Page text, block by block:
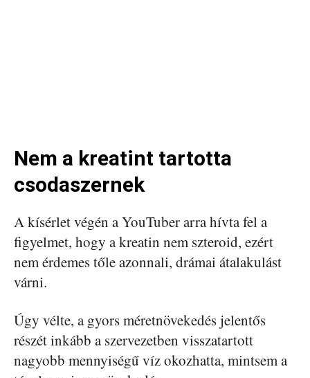
Nem a kreatint tartotta
csodaszernek
A kísérlet végén a YouTuber arra hívta fel a
figyelmet, hogy a kreatin nem szteroid, ezért
nem érdemes tőle azonnali, drámai átalakulást
várni.
Úgy vélte, a gyors méretnövekedés jelentős
részét inkább a szervezetben visszatartott
nagyobb mennyiségű víz okozhatta, mintsem a